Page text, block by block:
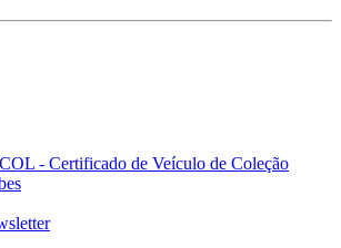
- Certificado de Veículo de Coleção